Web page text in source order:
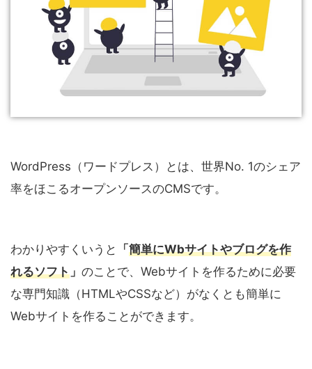
WordPress（ワードプレス）とは、世界No. 1のシェア
率をほこるオープンソースのCMSです。
わかりやすくいうと 「 簡単にWbサイトやブログを作
れるソフト 」 のことで、Webサイトを作るために必要
な専門知識（HTMLやCSSなど）がなくとも簡単に
Webサイトを作ることができます。